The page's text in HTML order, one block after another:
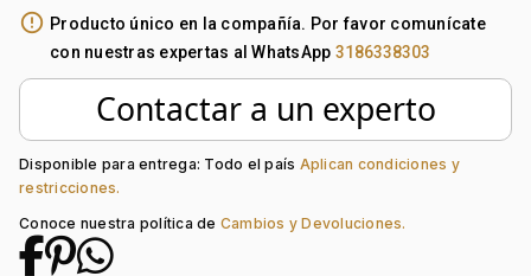
Forma:
Franjas
Tipo de terminado:
Rodinado
Colección:
Ninguno
Piedra decoración:
error_outline Producto único en la compañía. Por favor comunícate
con nuestras expertas al WhatsApp 3186338303
Contactar a un experto
Disponible para entrega: Todo el país Aplican condiciones y
restricciones.
Conoce nuestra política de Cambios y Devoluciones.